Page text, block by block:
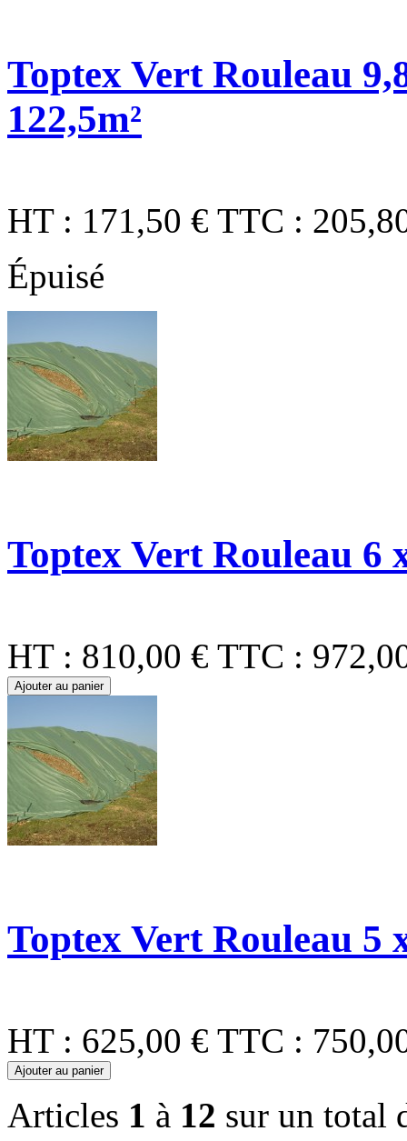
Toptex Vert Rouleau
122,5m²
HT : 171,50 € TTC :
Épuisé
Toptex Vert Rouleau 6
HT : 810,00 € TTC :
Ajouter au panier
Toptex Vert Rouleau 5
HT : 625,00 € TTC :
Ajouter au panier
Articles 1 à 12 sur un total